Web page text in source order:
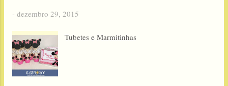
- dezembro 29, 2015
Tubetes e Marmitinhas